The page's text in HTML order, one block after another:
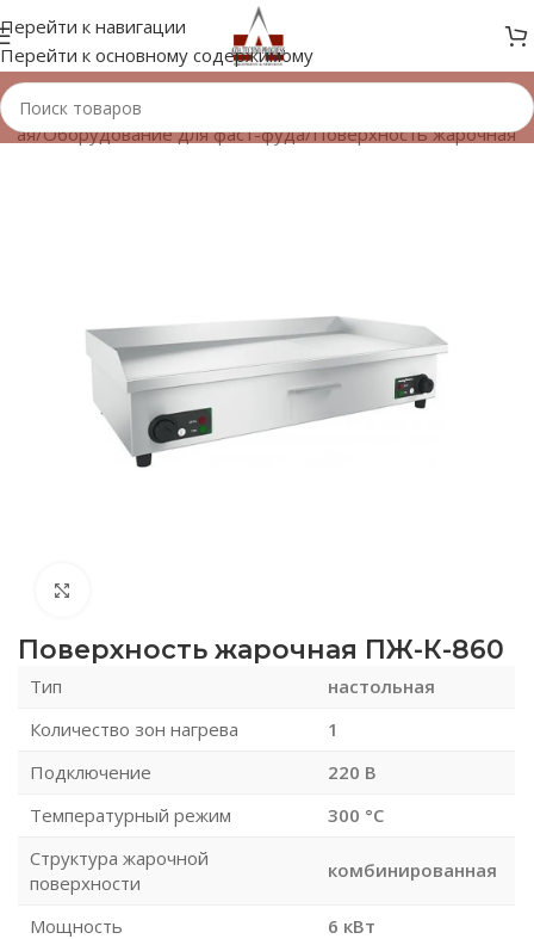
Перейти к навигации
Перейти к основному содержимому
/Оборудование для фаст-фуда/Поверхность жарочная
Поверхность жарочная ПЖ-К-860
Тип
настольная
Количество зон нагрева
1
Подключение
220 В
Температурный режим
300 °С
Структура жарочной
поверхности
комбинированная
Мощность
6 кВт